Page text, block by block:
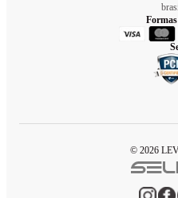
© 2026